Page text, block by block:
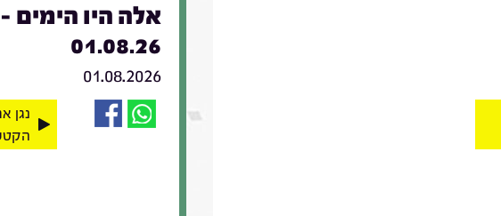
אלה היו הימים -
01.08.26
01.08.2026
נגן